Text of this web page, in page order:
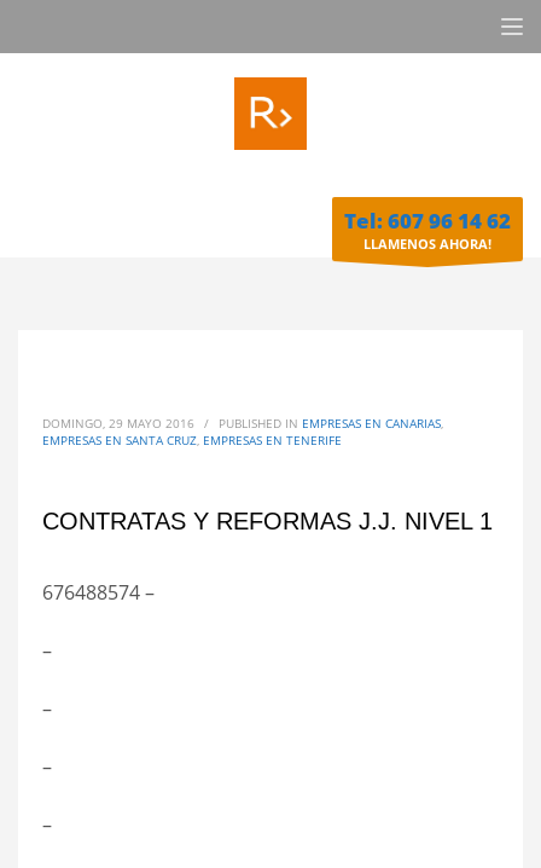
Tel: 607 96 14 62
LLAMENOS AHORA!
DOMINGO, 29 MAYO 2016 / PUBLISHED IN EMPRESAS EN CANARIAS,
EMPRESAS EN SANTA CRUZ, EMPRESAS EN TENERIFE
CONTRATAS Y REFORMAS J.J. NIVEL 1
676488574 –
–
–
–
–